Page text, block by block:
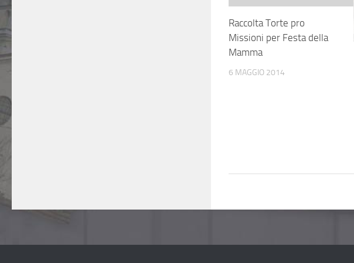
Raccolta Torte pro
Missioni per Festa della
Mamma
6 MAGGIO 2014